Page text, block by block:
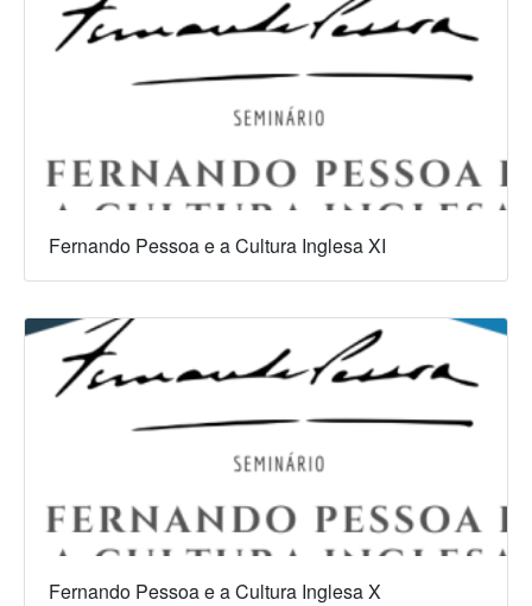
Fernando Pessoa e a Cultura Inglesa XI
Fernando Pessoa e a Cultura Inglesa X